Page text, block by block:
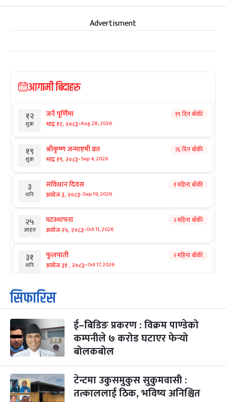
Advertisment
आगामी बिदाहरु
१२
शुक्र
जनै पूर्णिमा
भाद्र १२, २०८३-Aug 28, 2026
१९ दिन बाँकी
१९
शुक्र
श्रीकृष्ण जन्माष्टमी व्रत
भाद्र १९, २०८३-Sep 4, 2026
२६ दिन बाँकी
३
शनि
संविधान दिवस
असोज ३, २०८३-Sep 19, 2026
१ महिना बाँकी
२५
आइत
घटस्थापना
असोज २५, २०८३-Oct 11, 2026
२ महिना बाँकी
३१
शनि
फूलपाती
असोज ३१ , २०८३-Oct 17, 2026
२ महिना बाँकी
१
आइत
कार्तिक सङ्क्रान्ति
कार्तिक १, २०८३
३
मंगल
महानवमी
कार्तिक ३, २०८३-Oct 20, 2026
२ महिना बाँकी
४
५ पापा‌ङ्कुशा एकादशी व्रत २ महिना बाँकी
सिफारिस
ई–बिडिङ प्रकरण : विक्रम पाण्डेको
कम्पनीले ७ करोड घटाएर फेर्‍यो
बोलकबोल
टेन्टमा उकुसमुकुस सुकुमवासी :
तत्काललाई ठिक, भविष्य अनिश्चित